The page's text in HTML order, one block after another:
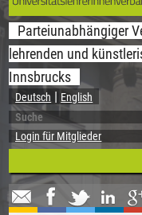
Parteiunabhängiger
lehrenden und
Innsbrucks
Deutsch English
Suchformular
Suche
Login für Mitglieder